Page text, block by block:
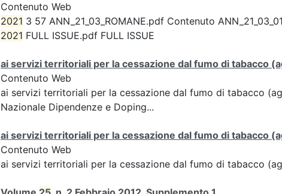
Contenuto Web
2021 3 57 ANN_21_03_ROMANE.pdf Contenuto
2021 FULL ISSUE.pdf FULL ISSUE
ai servizi territoriali per la cessazione dal fumo di tabacco
Contenuto Web
ai servizi territoriali per la cessazione dal fumo di tabacco
Nazionale Dipendenze e Doping...
ai servizi territoriali per la cessazione dal fumo di tabacco
Contenuto Web
ai servizi territoriali per la cessazione dal fumo di tabacco